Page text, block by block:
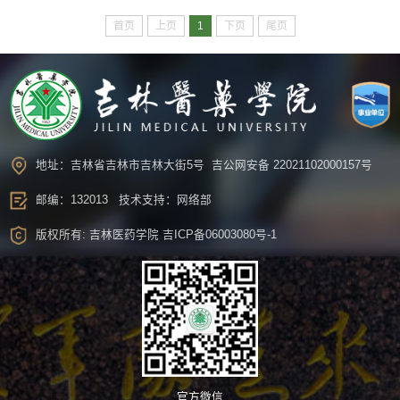
首页 上页 1 下页 尾页
地址：吉林省吉林市吉林大街5号 吉公网安备 22021102000157号
邮编：132013 技术支持：网络部
版权所有: 吉林医药学院 吉ICP备06003080号-1